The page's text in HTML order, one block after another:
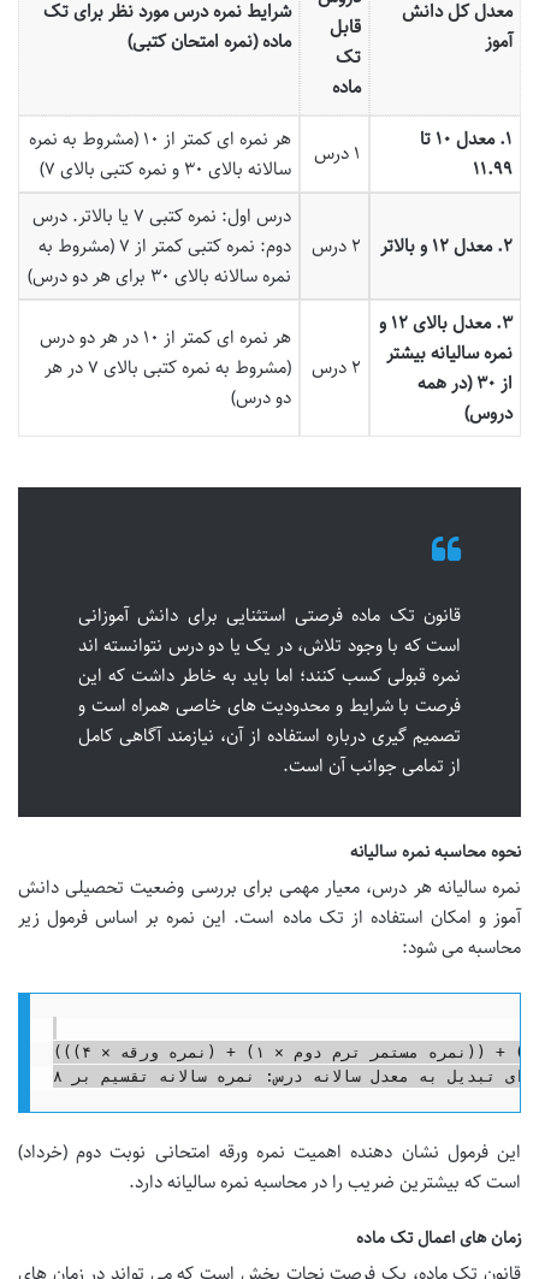
معدل کل دانش
آموز
قابل
تک
ماده
شرایط نمره درس مورد نظر برای تک
ماده (نمره امتحان کتبی)
۱. معدل ۱۰ تا
۱۱.۹۹
۱ درس
هر نمره ای کمتر از ۱۰ (مشروط به نمره
سالانه بالای ۳۰ و نمره کتبی بالای ۷)
۲. معدل ۱۲ و بالاتر ۲ درس
درس اول: نمره کتبی ۷ یا بالاتر. درس
دوم: نمره کتبی کمتر از ۷ (مشروط به
نمره سالانه بالای ۳۰ برای هر دو درس)
۳. معدل بالای ۱۲ و
نمره سالیانه بیشتر
از ۳۰ (در همه
دروس)
۲ درس
هر نمره ای کمتر از ۱۰ در هر دو درس
(مشروط به نمره کتبی بالای ۷ در هر
دو درس)
قانون تک ماده فرصتی استثنایی برای دانش آموزانی
است که با وجود تلاش، در یک یا دو درس نتوانسته اند
نمره قبولی کسب کنند؛ اما باید به خاطر داشت که این
فرصت با شرایط و محدودیت های خاصی همراه است و
تصمیم گیری درباره استفاده از آن، نیازمند آگاهی کامل
از تمامی جوانب آن است.
نحوه محاسبه نمره سالیانه
نمره سالیانه هر درس، معیار مهمی برای بررسی وضعیت تحصیلی دانش
آموز و امکان استفاده از تک ماده است. این نمره بر اساس فرمول زیر
محاسبه می شود:
نمره سالانه = (((نمره مستمر ترم اول × ۱) + (نمره امتحانی ترم اول × ۲)) + ((نمره مستمر ترم دوم × ۱) + (نمره ورقه × ۴)))
این فرمول نشان دهنده اهمیت نمره ورقه امتحانی نوبت دوم (خرداد)
است که بیشترین ضریب را در محاسبه نمره سالیانه دارد.
زمان های اعمال تک ماده
قانون تک ماده، یک فرصت نجات بخش است که می تواند در زمان های